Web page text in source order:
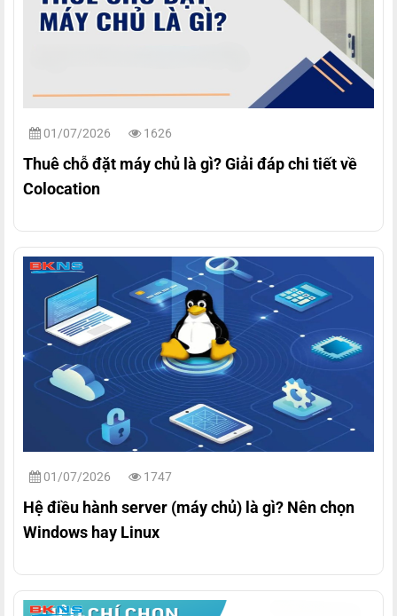
01/07/2026 1626
Thuê chỗ đặt máy chủ là gì? Giải đáp chi tiết về
Colocation
01/07/2026 1747
Hệ điều hành server (máy chủ) là gì? Nên chọn
Windows hay Linux